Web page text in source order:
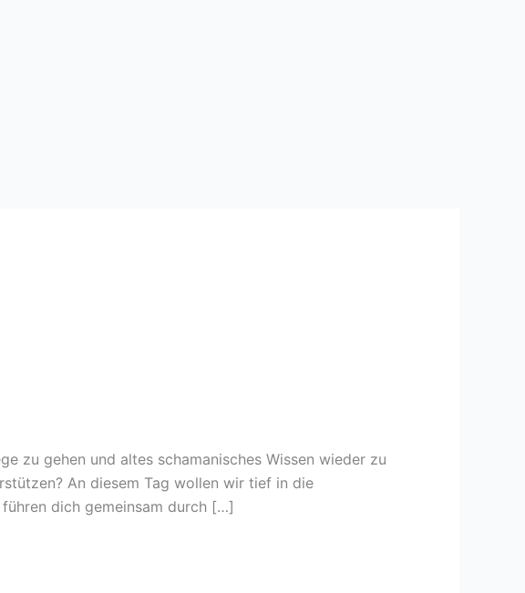
zu gehen und altes schamanisches Wissen wieder zu
An diesem Tag wollen wir tief in die
dich gemeinsam durch […]